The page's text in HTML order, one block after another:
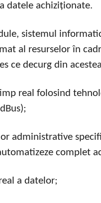
datele achiziționate.
sistemul
al resurselor în
ce decurg din
real folosind
administrative
complet
a datelor;